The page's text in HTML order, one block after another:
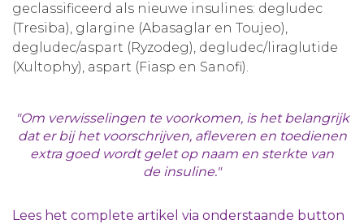
geclassificeerd als nieuwe insulines: degludec
(Tresiba), glargine (Abasaglar en Toujeo),
degludec/aspart (Ryzodeg), degludec/liraglutide
(Xultophy), aspart (Fiasp en Sanofi).
"Om verwisselingen te voorkomen, is het belangrijk
dat er bij het voorschrijven, afleveren en toedienen
extra goed wordt gelet op naam en sterkte van
de insuline."
Lees het complete artikel via onderstaande button